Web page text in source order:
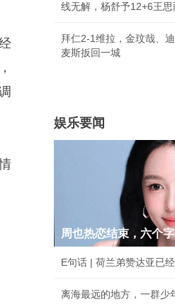
线无解，杨舒予12+6王思
拜仁2-1维拉，金玟哉、
麦斯扳回一城
娱乐要闻
周也热恋结束，六个
E句话 | 荷兰弟赞达亚已
离海最远的地方，一群少